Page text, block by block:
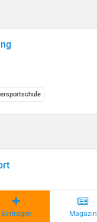
Eintragen Magazin